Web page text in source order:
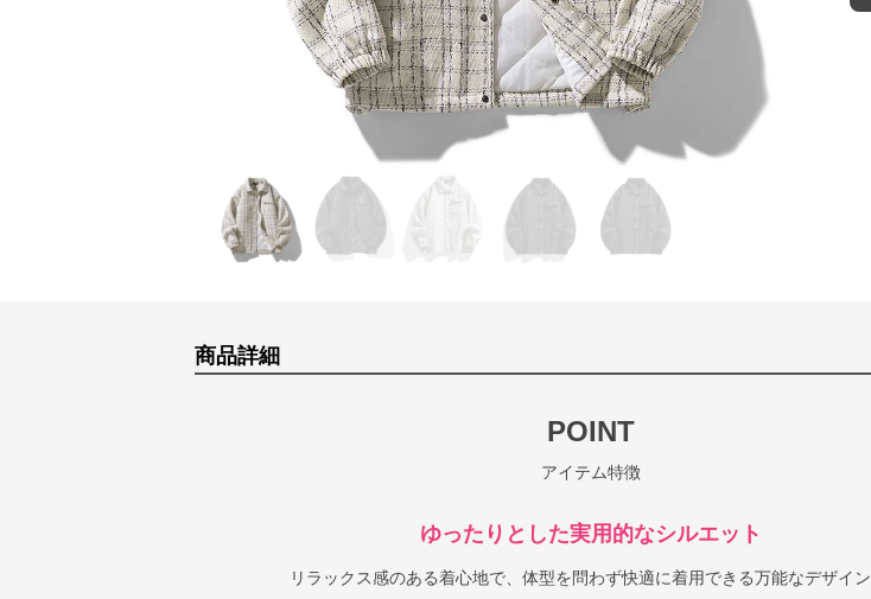
商品詳細
POINT
アイテム特徴
ゆったりとした実用的なシルエット
リラックス感のある着心地で、体型を問わず快適に着用できる万能なデザイン